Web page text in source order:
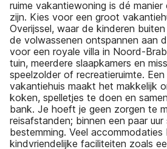
ruime vakantiewoning is dé
zijn. Kies voor een groot
Overijssel, waar de kinderen
de volwassenen ontspannen aan
voor een royale villa in Noord-
tuin, meerdere slaapkamers en
speelzolder of recreatieruimte.
vakantiehuis maakt het makkelijk
koken, spelletjes te doen en
bank. Je hoeft je geen zorgen te
reisafstanden; binnen een paar
bestemming. Veel accommodaties
kindvriendelijke faciliteiten zoals